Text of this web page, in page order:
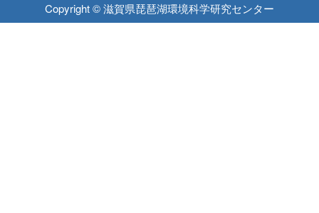
Copyright © 滋賀県琵琶湖環境科学研究センター